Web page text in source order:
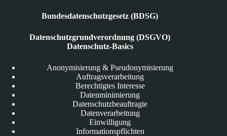
Bundesdatenschutzgesetz (BDSG)
Datenschutzgrundverordnung (DSGVO)
Datenschutz-Basics
Anonymisierung & Pseudonymisierung
Auftragsverarbeitung
Berechtigtes Interesse
Datenminimierung
Datenschutzbeauftragte
Datenverarbeitung
Einwilligung
Informationspflichten